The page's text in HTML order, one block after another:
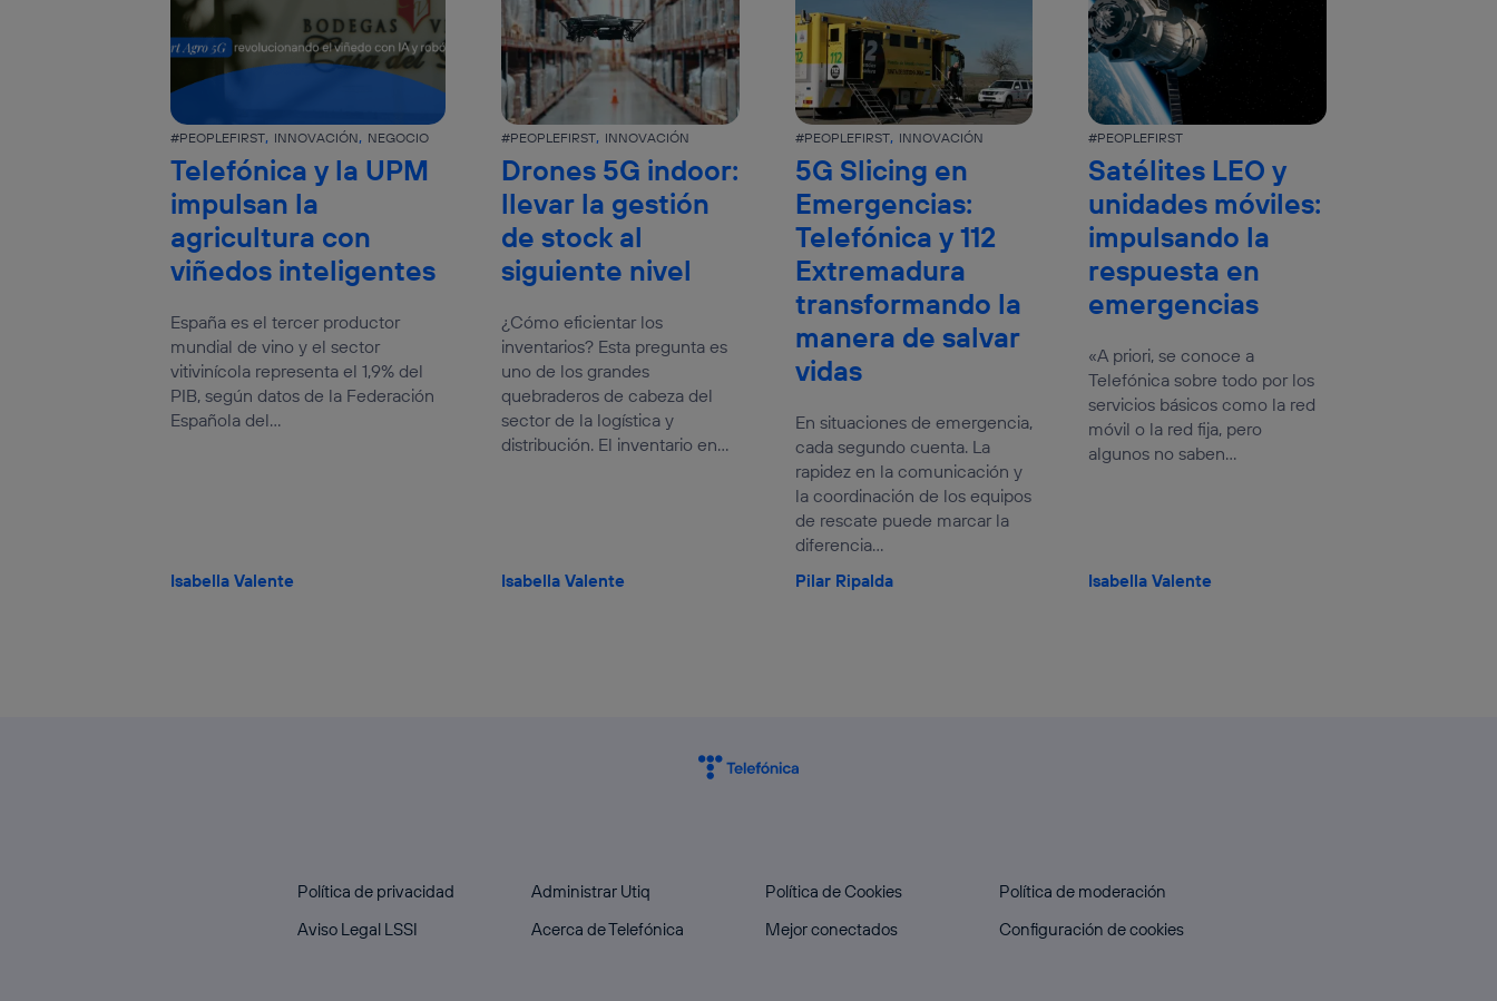
Telefónica y la UPM
impulsan la
agricultura con
viñedos inteligentes
#PEOPLEFIRST INNOVACIÓN NEGOCIO
España es el tercer productor
mundial de vino y el sector
vitivinícola representa el 1,9% del
PIB, según datos de la Federación
Española del...
Isabella Valente
Drones 5G indoor:
llevar la gestión
de stock al
siguiente nivel
#PEOPLEFIRST INNOVACIÓN
¿Cómo eficientar los
inventarios? Esta pregunta es
uno de los grandes
quebraderos de cabeza del
sector de la logística y
distribución. El inventario en...
Isabella Valente
5G Slicing en
Emergencias:
Telefónica y 112
Extremadura
transformando la
manera de salvar
vidas
#PEOPLEFIRST INNOVACIÓN
En situaciones de emergencia,
cada segundo cuenta. La
rapidez en la comunicación y
la coordinación de los equipos
de rescate puede marcar la
diferencia...
Pilar Ripalda
Satélites LEO y
unidades móviles:
impulsando la
respuesta en
emergencias
#PEOPLEFIRST
«A priori, se conoce a
Telefónica sobre todo por los
servicios básicos como la red
móvil o la red fija, pero
algunos no saben...
Isabella Valente
Política de privacidad Administrar Utiq Política de Cookies
Política de moderación
Aviso Legal LSSI
Acerca de Telefónica Mejor conectados Configuración de cookies